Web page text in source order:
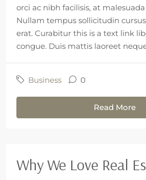
orci ac nibh facilisis, at
Nullam tempus sollicitudin
erat. Curabitur this is a text link
congue. Duis mattis laoreet
Business 0
Read More
Why We Love Real